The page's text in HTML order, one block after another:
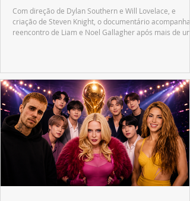
Com direção de Dylan Southern e Will Lovelace, e
criação de Steven Knight, o documentário acompanha
reencontro de Liam e Noel Gallagher após mais de